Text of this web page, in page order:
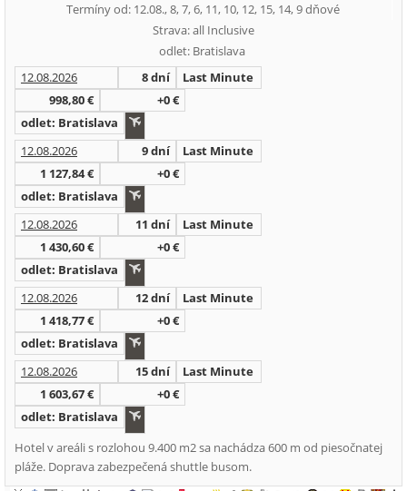
Termíny od: 12.08., 8, 7, 6, 11, 10, 12, 15, 14, 9 dňové
Strava: all Inclusive
odlet: Bratislava
12.08.2026
8 dní
Last Minute
998,80 €
+0 €
odlet: Bratislava
12.08.2026
9 dní
Last Minute
1 127,84 €
+0 €
odlet: Bratislava
12.08.2026
11 dní
Last Minute
1 430,60 €
+0 €
odlet: Bratislava
12.08.2026
12 dní
Last Minute
1 418,77 €
+0 €
odlet: Bratislava
12.08.2026
15 dní
Last Minute
1 603,67 €
+0 €
odlet: Bratislava
Hotel v areáli s rozlohou 9.400 m2 sa nachádza 600 m od piesočnatej
pláže. Doprava zabezpečená shuttle busom.